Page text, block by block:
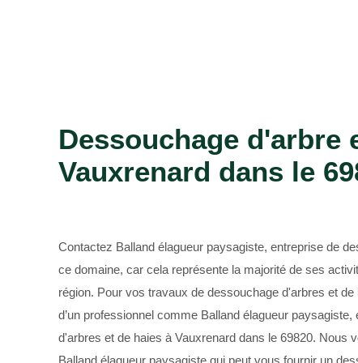
Dessouchage d'arbre
Vauxrenard dans le
Contactez Balland élagueur paysagiste, entreprise de
ce domaine, car cela représente la majorité de ses
région. Pour vos travaux de dessouchage d'arbres et
d’un professionnel comme Balland élagueur
d'arbres et de haies à Vauxrenard dans le 69820. Nous